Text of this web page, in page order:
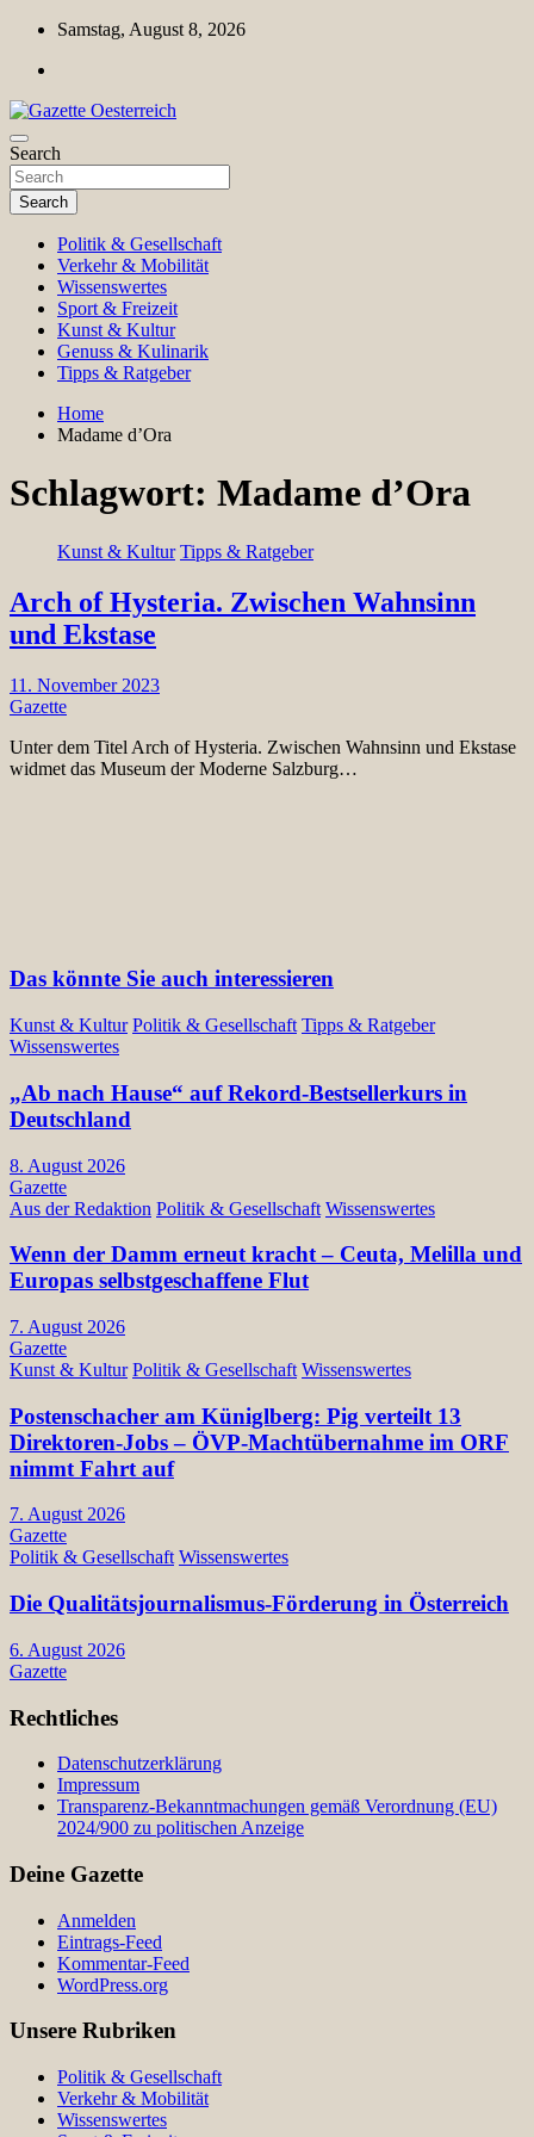
Skip
content
Samstag, August 8, 2026
Gazette Oesterreich
Magazin für Freizeit, Politik, Kultur & Wissenschaft
Search
Search
Politik & Gesellschaft
Verkehr & Mobilität
Wissenswertes
Sport & Freizeit
Kunst & Kultur
Genuss & Kulinarik
Tipps & Ratgeber
Home
Madame d’Ora
Schlagwort: Madame d’Ora
Kunst & Kultur Tipps & Ratgeber
Arch of Hysteria. Zwischen Wahnsinn
und Ekstase
11. November 2023
Gazette
Unter dem Titel Arch of Hysteria. Zwischen Wahnsinn und Ekstase
widmet das Museum der Moderne Salzburg…
Das könnte Sie auch interessieren
Kunst & Kultur Politik & Gesellschaft Tipps & Ratgeber
Wissenswertes
„Ab nach Hause“ auf Rekord-Bestsellerkurs in
Deutschland
8. August 2026
Gazette
Aus der Redaktion Politik & Gesellschaft Wissenswertes
Wenn der Damm erneut kracht – Ceuta, Melilla und
Europas selbstgeschaffene Flut
7. August 2026
Gazette
Kunst & Kultur Politik & Gesellschaft Wissenswertes
Postenschacher am Küniglberg: Pig verteilt 13
Direktoren-Jobs – ÖVP-Machtübernahme im ORF
nimmt Fahrt auf
7. August 2026
Gazette
Politik & Gesellschaft Wissenswertes
Die Qualitätsjournalismus-Förderung in Österreich
6. August 2026
Gazette
Rechtliches
Datenschutzerklärung
Impressum
Transparenz-Bekanntmachungen gemäß Verordnung (EU)
2024/900 zu politischen Anzeige
Deine Gazette
Anmelden
Eintrags-Feed
Kommentar-Feed
WordPress.org
Unsere Rubriken
Politik & Gesellschaft
Verkehr & Mobilität
Wissenswertes